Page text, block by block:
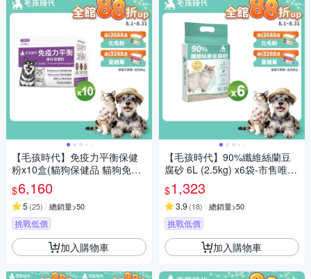
【毛孩時代】免疫力平衡保健
粉x10盒(貓狗保健品 貓狗免疫
力保健品)
$6,160
5 (25) 總銷量>50
挑戰低價
加入購物車
【毛孩時代】90%纖維絲蘭豆
腐砂 6L (2.5kg) x6袋-市售唯一
SGS及Intertek雙認證抗菌除臭
貓砂
$1,323
3.9 (18) 總銷量>50
挑戰低價
加入購物車